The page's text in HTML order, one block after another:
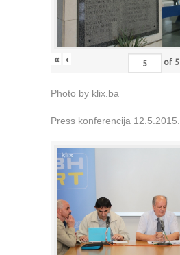
« ‹ of 5
Photo by klix.ba
Press konferencija 12.5.2015.